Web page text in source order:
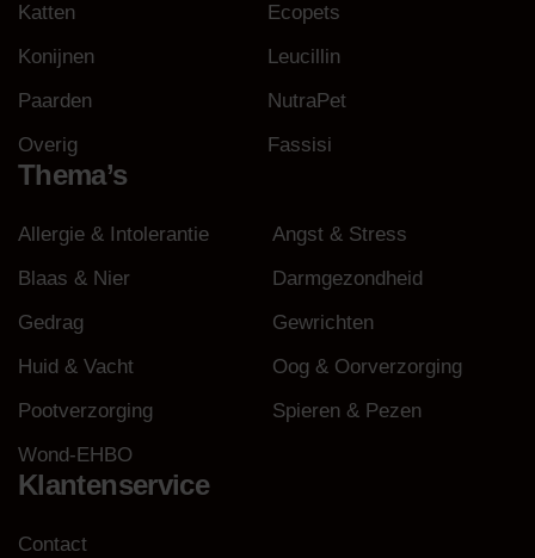
Katten
Konijnen
Paarden
Overig
Ecopets
Leucillin
NutraPet
Fassisi
Thema’s
Allergie & Intolerantie
Angst & Stress
Blaas & Nier
Darmgezondheid
Gedrag
Gewrichten
Huid & Vacht
Oog & Oorverzorging
Pootverzorging
Spieren & Pezen
Wond-EHBO
Klantenservice
Contact